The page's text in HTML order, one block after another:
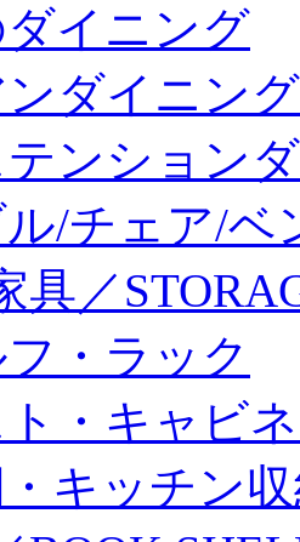
イニング
ダイニング
ンション
/チェア/ベ
具／
・ラック
・キャビ
キッチン